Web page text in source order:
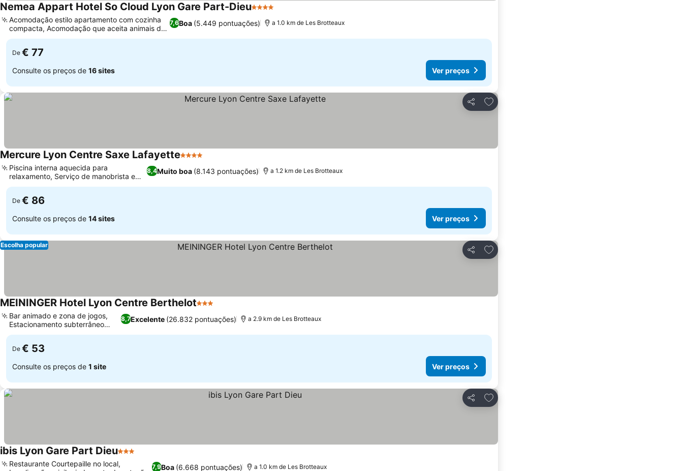
Nemea Appart Hotel So Cloud Lyon Gare Part-Dieu4 Estrelas
7,6Boa (5.449 pontuações)
Acomodação estilo apartamento com cozinha
compacta, Acomodação que aceita animais de
estimação
a 1.0 km de Les Brotteaux
De € 77
Consulte os preços de 16 sites Ver preços
Partilhar
Adicionar aos favoritos
Mercure Lyon Centre Saxe Lafayette4 Estrelas
8,4Muito boa (8.143 pontuações)
Piscina interna aquecida para
relaxamento, Serviço de manobrista e
garagem dedicados
a 1.2 km de Les Brotteaux
De € 86
Consulte os preços de 14 sites Ver preços
Partilhar
Adicionar aos favoritos
Escolha popular
MEININGER Hotel Lyon Centre Berthelot3 Estrelas
8,7Excelente (26.832 pontuações)
Bar animado e zona de jogos,
Estacionamento subterrâneo
seguro
a 2.9 km de Les Brotteaux
De € 53
Consulte os preços de 1 site Ver preços
Partilhar
Adicionar aos favoritos
ibis Lyon Gare Part Dieu3 Estrelas
7,9Boa (6.668 pontuações)
Restaurante Courtepaille no local,
a 1.0 km de Les Brotteaux